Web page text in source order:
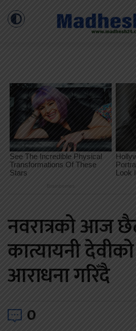
नवरात्रको आज
कात्यायनी
आराधना गरिँदै
0